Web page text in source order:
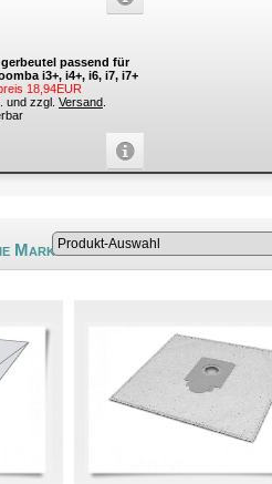
passend für
i3+, i4+, i6, i7, i7+
18,94EUR
und zzgl. Versand
Marke Hofer®